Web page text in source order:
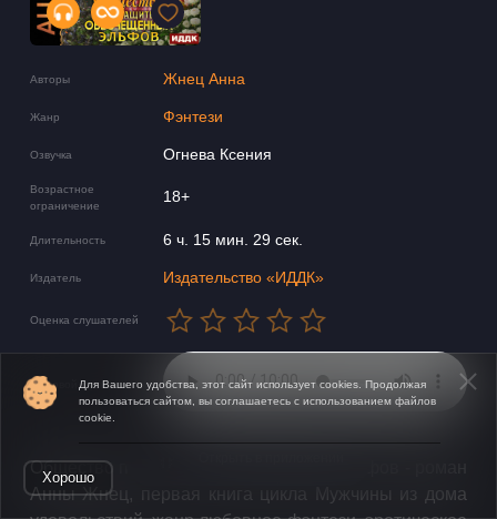
Авторы Жнец Анна
Жанр Фэнтези
Озвучка Огнева Ксения
Возрастное
ограничение
18+
Длительность 6 ч. 15 мин. 29 сек.
Издатель Издательство «ИДДК»
Оценка слушателей
Звуковой фрагмент
Общество по защите обесчещенных эльфов - роман
Анны Жнец, первая книга цикла Мужчины из дома
Для Вашего удобства, этот сайт использует cookies. Продолжая
пользоваться сайтом, вы соглашаетесь с использованием файлов
cookie.
Хорошо